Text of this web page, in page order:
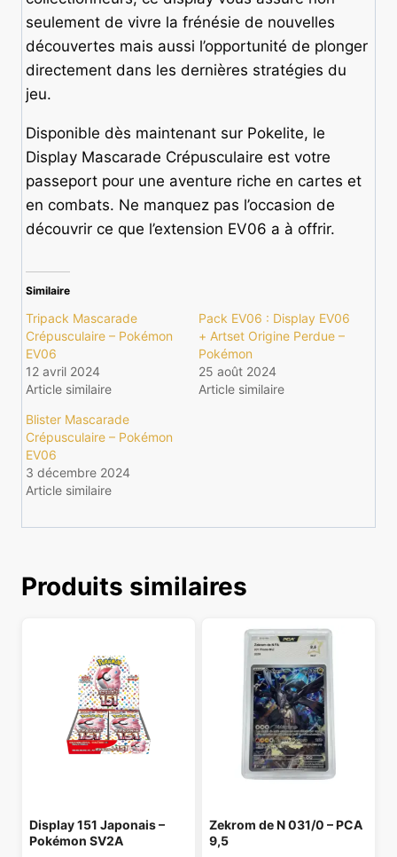
seulement de vivre la frénésie de nouvelles
découvertes mais aussi l’opportunité de plonger
directement dans les dernières stratégies du
jeu.
Disponible dès maintenant sur Pokelite, le
Display Mascarade Crépusculaire est votre
passeport pour une aventure riche en cartes et
en combats. Ne manquez pas l’occasion de
découvrir ce que l’extension EV06 a à offrir.
Similaire
Tripack Mascarade
Crépusculaire – Pokémon
EV06
12 avril 2024
Article similaire
Pack EV06 : Display EV06
+ Artset Origine Perdue –
Pokémon
25 août 2024
Article similaire
Blister Mascarade
Crépusculaire – Pokémon
EV06
3 décembre 2024
Article similaire
Produits similaires
Display 151 Japonais –
Pokémon SV2A
Zekrom de N 031/0 – PCA
9,5